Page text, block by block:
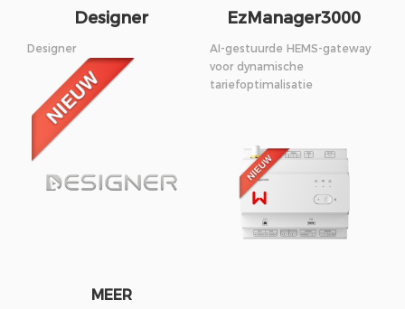
Designer
Designer
MEER
EzManager3000
AI-gestuurde HEMS-gateway
voor dynamische
tariefoptimalisatie